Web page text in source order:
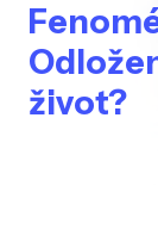
život?